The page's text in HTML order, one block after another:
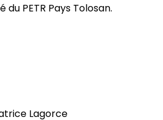
PETR Pays Tolosan.
Lagorce